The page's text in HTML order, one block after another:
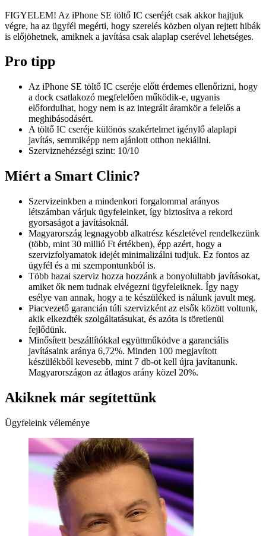
FIGYELEM! Az iPhone SE töltő IC cseréjét csak akkor hajtjuk
végre, ha az ügyfél megérti, hogy szerelés közben olyan rejtett hibák
is előjöhetnek, amiknek a javítása csak alaplap cserével lehetséges.
Pro tipp
Az iPhone SE töltő IC cseréje előtt érdemes ellenőrizni, hogy
a dock csatlakozó megfelelően működik-e, ugyanis
előfordulhat, hogy nem is az integrált áramkör a felelős a
meghibásodásért.
A töltő IC cseréje különös szakértelmet igénylő alaplapi
javítás, semmiképp nem ajánlott otthon nekiállni.
Szerviznehézségi szint: 10/10
Miért a Smart Clinic?
Szervizeinkben a mindenkori forgalommal arányos
létszámban várjuk ügyfeleinket, így biztosítva a rekord
gyorsaságot a javításoknál.
Magyarország legnagyobb alkatrész készletével rendelkezünk
(több, mint 30 millió Ft értékben), épp azért, hogy a
szervizfolyamatok idejét minimalizálni tudjuk. Ez fontos az
ügyfél és a mi szempontunkból is.
Több hazai szerviz hozza hozzánk a bonyolultabb javításokat,
amiket ők nem tudnak elvégezni ügyfeleiknek. Így nagy
esélye van annak, hogy a te készüléked is nálunk javult meg.
Piacvezető garancián túli szervizként az elsők között voltunk,
akik elkezdték szolgáltatásukat, és azóta is töretlenül
fejlődünk.
Minősített beszállítókkal együttműködve a garanciális
javításaink aránya 6,72%. Minden 100 megjavított
készülékből kevesebb, mint 7 db-ot kell újra javítanunk.
Magyarországon az átlagos arány közel 20%.
Akiknek már segítettünk
Ügyfeleink véleménye